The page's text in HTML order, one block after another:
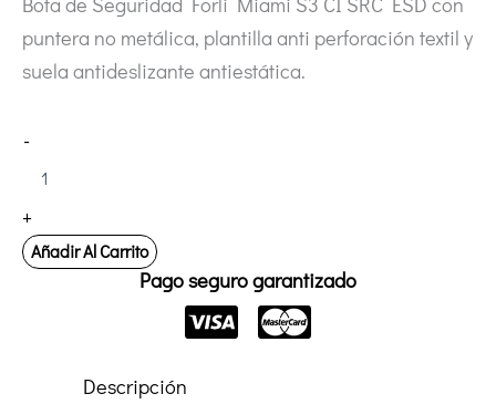
puntera no metálica, plantilla anti perforación textil y
suela antideslizante antiestática.
-
seguridad
MIAMI
S3
CI
+
Añadir Al Carrito
Pago seguro garantizado
Descripción